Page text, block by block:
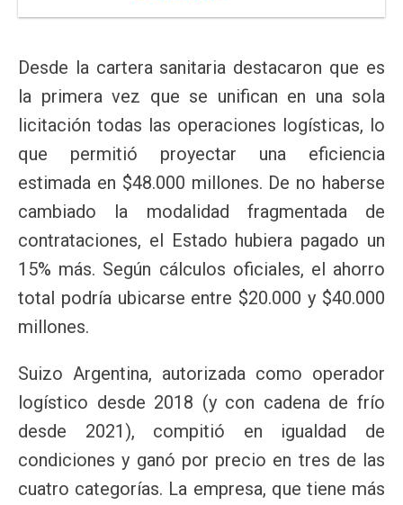
Desde la cartera sanitaria destacaron que es
la primera vez que se unifican en una sola
licitación todas las operaciones logísticas, lo
que permitió proyectar una eficiencia
estimada en $48.000 millones. De no haberse
cambiado la modalidad fragmentada de
contrataciones, el Estado hubiera pagado un
15% más. Según cálculos oficiales, el ahorro
total podría ubicarse entre $20.000 y $40.000
millones.
Suizo Argentina, autorizada como operador
logístico desde 2018 (y con cadena de frío
desde 2021), compitió en igualdad de
condiciones y ganó por precio en tres de las
cuatro categorías. La empresa, que tiene más